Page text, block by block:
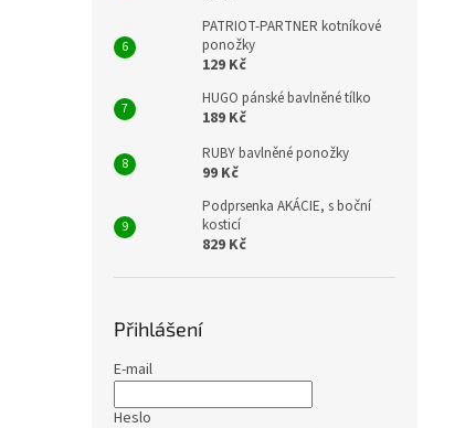
PATRIOT-PARTNER kotníkové
ponožky
129 Kč
HUGO pánské bavlněné tílko
189 Kč
RUBY bavlněné ponožky
99 Kč
Podprsenka AKÁCIE, s boční
kosticí
829 Kč
Přihlášení
E-mail
Heslo